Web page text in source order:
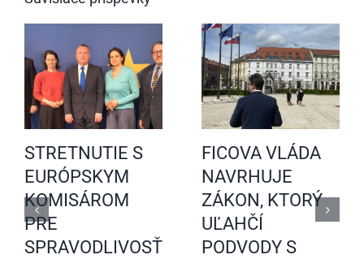
STRETNUTIE S
EURÓPSKYM
KOMISÁROM
PRE
SPRAVODLIVOSŤ
FICOVA VLÁDA
NAVRHUJE
ZÁKON, KTORÝ
UĽAHČÍ
PODVODY S